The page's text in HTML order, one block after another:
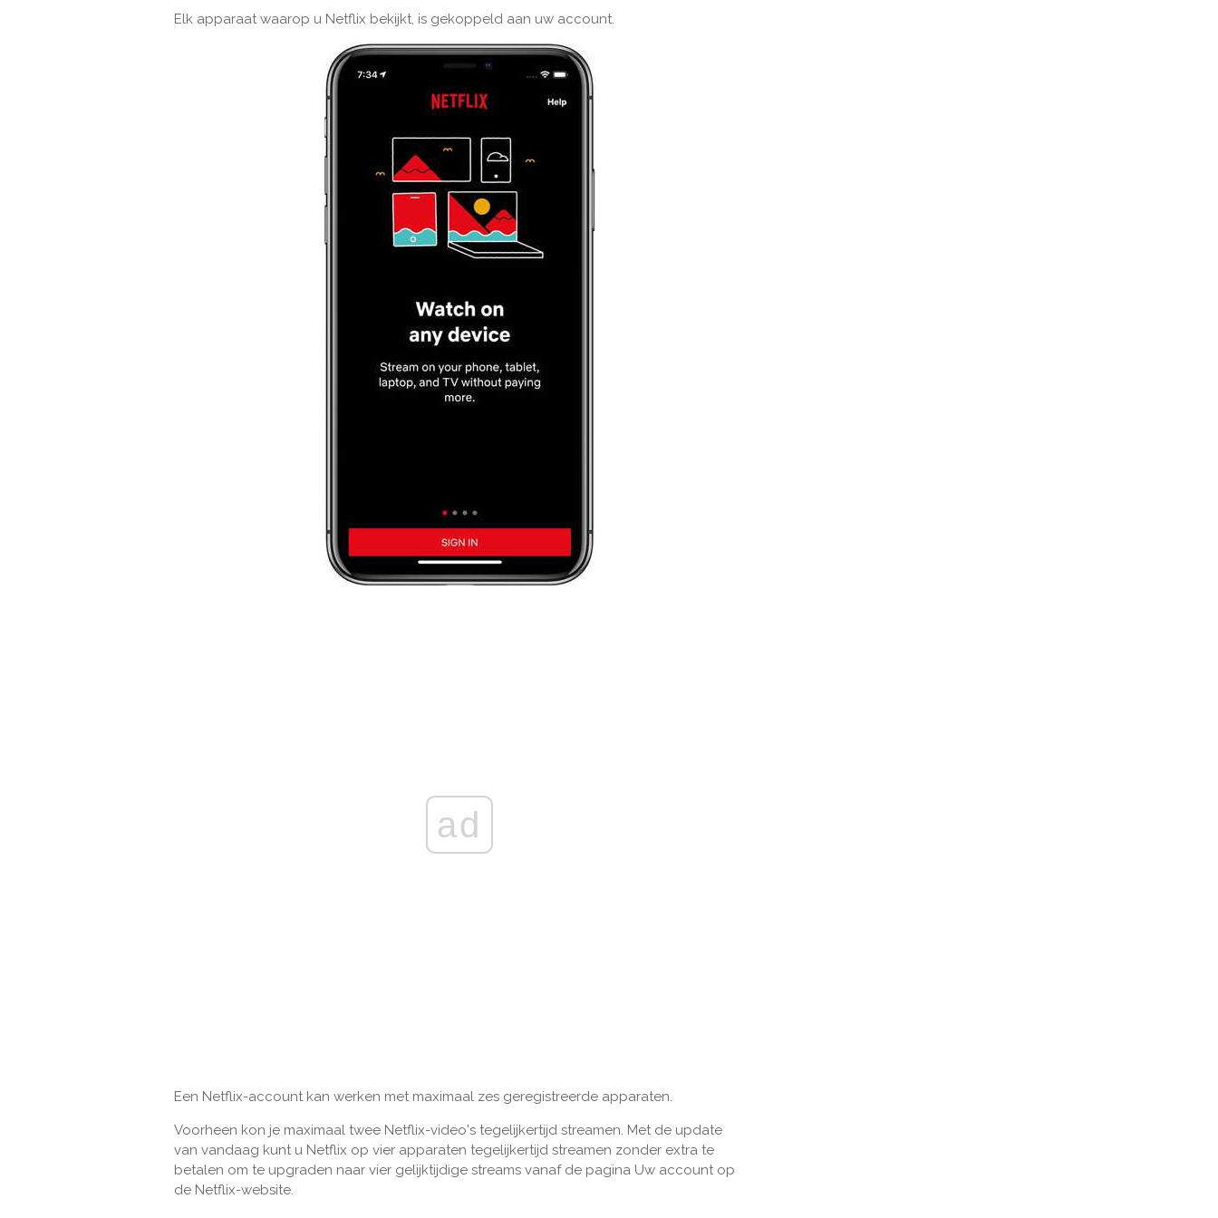
Elk apparaat waarop u Netflix bekijkt, is gekoppeld aan uw account.
ad
Een Netflix-account kan werken met maximaal zes geregistreerde apparaten.
Voorheen kon je maximaal twee Netflix-video's tegelijkertijd streamen. Met de update
van vandaag kunt u Netflix op vier apparaten tegelijkertijd streamen zonder extra te
betalen om te upgraden naar vier gelijktijdige streams vanaf de pagina Uw account op
de Netflix-website.